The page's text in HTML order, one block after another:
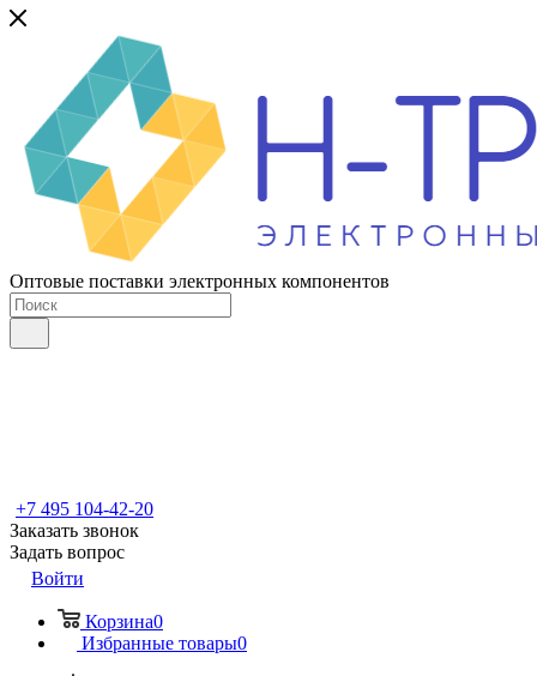
Оптовые поставки электронных компонентов
+7 495 104-42-20
Заказать звонок
Задать вопрос
Войти
Корзина0
Избранные товары0